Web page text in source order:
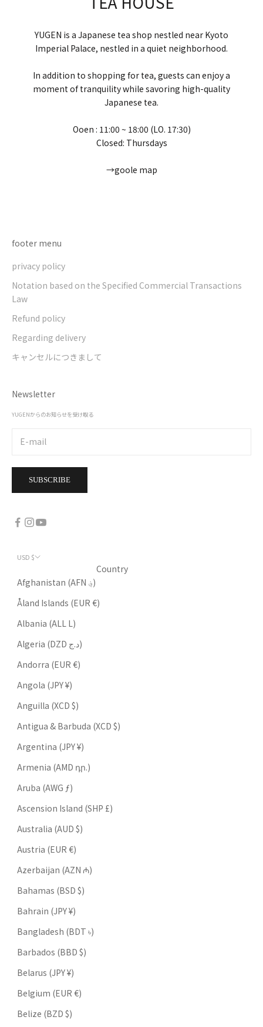
YUGEN is a Japanese tea shop nestled near Kyoto
Imperial Palace, nestled in a quiet neighborhood.
In addition to shopping for tea, guests can enjoy a
moment of tranquility while savoring high-quality
Japanese tea.
Ooen : 11:00 ~ 18:00 (LO. 17:30)
Closed: Thursdays
→goole map
footer menu
privacy policy
Notation based on the Specified Commercial Transactions
Law
Refund policy
Regarding delivery
キャンセルにつきまして
Newsletter
YUGENからのお知らせを受け取る
SUBSCRIBE
USD $
Country
Afghanistan (AFN ؋)
Åland Islands (EUR €)
Albania (ALL L)
Algeria (DZD د.ج)
Andorra (EUR €)
Angola (JPY ¥)
Anguilla (XCD $)
Antigua & Barbuda (XCD $)
Argentina (JPY ¥)
Armenia (AMD դր.)
Aruba (AWG ƒ)
Ascension Island (SHP £)
Australia (AUD $)
Austria (EUR €)
Azerbaijan (AZN ₼)
Bahamas (BSD $)
Bahrain (JPY ¥)
Bangladesh (BDT ৳)
Barbados (BBD $)
Belarus (JPY ¥)
Belgium (EUR €)
Belize (BZD $)